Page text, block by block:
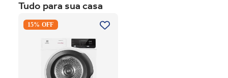
ou10xdeR$ 999,59 sem juros
Tudo para sua casa
Premium Care 12Kg com
Branco 220V
15% OFF